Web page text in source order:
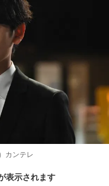
カンテレ
表示されます